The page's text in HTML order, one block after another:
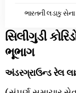
ભારતની લડાકુ
સિલીગુડી
ભૂભાગ
અંડરગ્રાઉન્ડ રેલ